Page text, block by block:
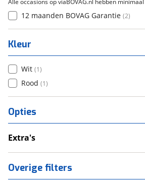
Alle occasions op viaBOVAG.nl hebben
12 maanden BOVAG Garantie (2)
Kleur
Wit (1)
Rood (1)
Opties
Extra's
Overige filters